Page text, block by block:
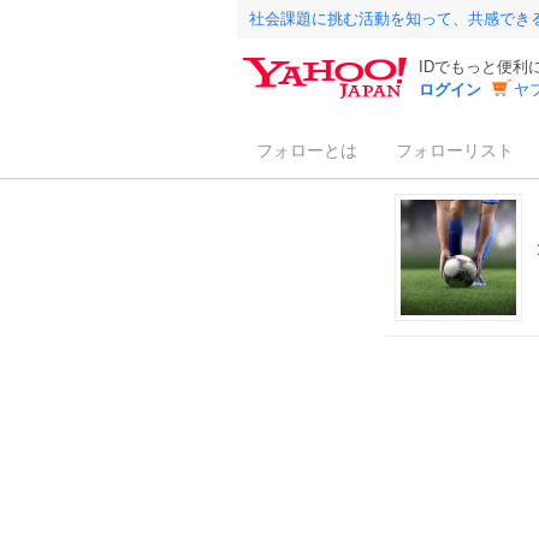
社会課題に挑む活動を知って、共感でき
IDでもっと便利
ログイン
ヤ
フォローとは フォローリスト